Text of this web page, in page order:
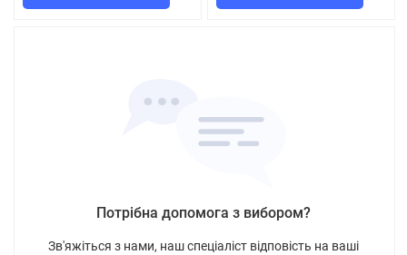
Потрібна допомога з вибором?
Зв'яжіться з нами, наш спеціаліст відповість на ваші